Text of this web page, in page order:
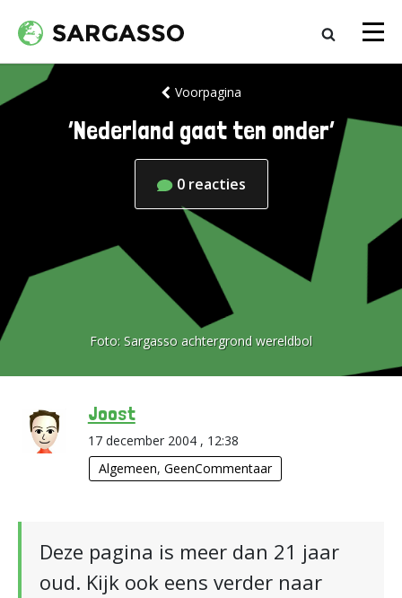
Voorpagina
‘Nederland gaat ten onder’
0 reacties
Foto: Sargasso achtergrond wereldbol
Joost
17 december 2004 , 12:38
Algemeen, GeenCommentaar
Deze pagina is meer dan 21 jaar
oud. Kijk ook eens verder naar